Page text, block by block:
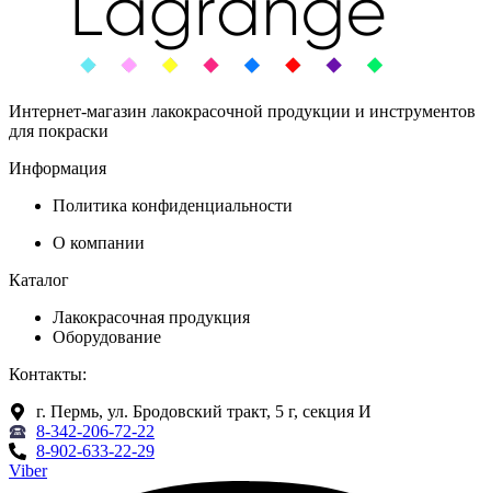
Интернет-магазин лакокрасочной продукции и инструментов
для покраски
Информация
Политика конфиденциальности
О компании
Каталог
Лакокрасочная продукция
Оборудование
Контакты:
г. Пермь, ул. Бродовский тракт, 5 г, секция И
8-342-206-72-22
8-902-633-22-29
Viber